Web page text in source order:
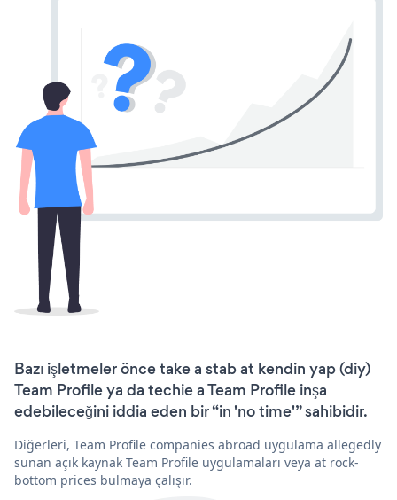
Bazı işletmeler önce take a stab at kendin yap (diy)
Team Profile ya da techie a Team Profile inşa
edebileceğini iddia eden bir “in 'no time'” sahibidir.
Diğerleri, Team Profile companies abroad uygulama allegedly
sunan açık kaynak Team Profile uygulamaları veya at rock-
bottom prices bulmaya çalışır.